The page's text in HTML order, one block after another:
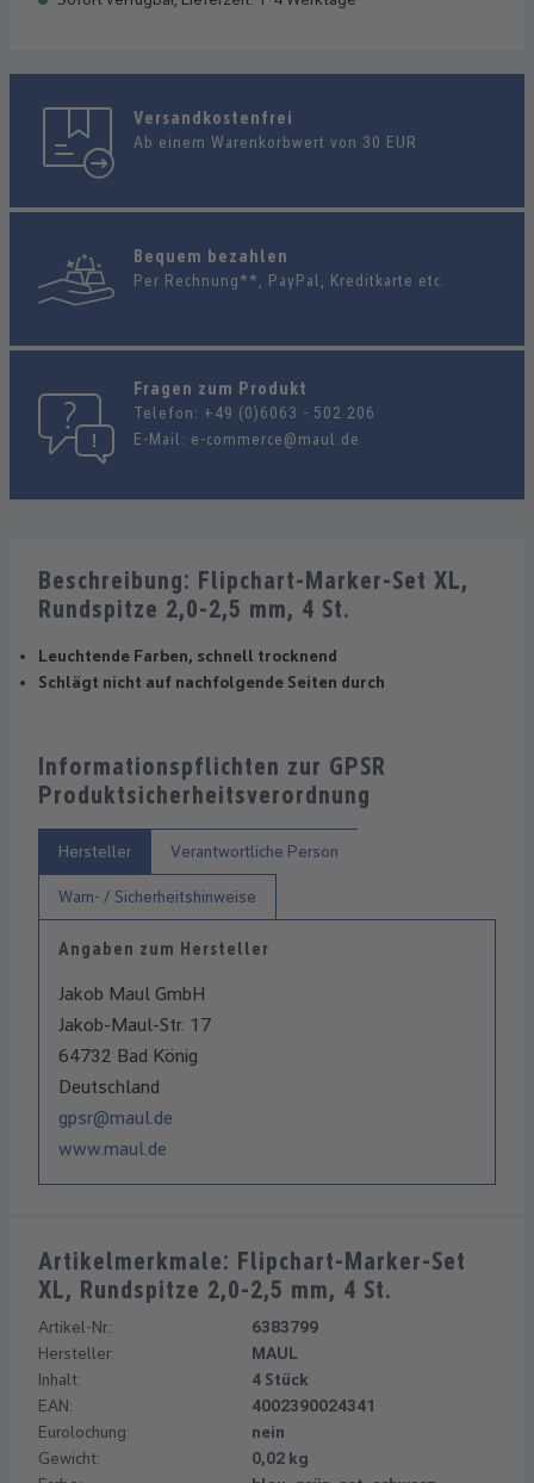
Versandkostenfrei
Ab einem Warenkorbwert von 30 EUR
Bequem bezahlen
Per Rechnung**, PayPal, Kreditkarte etc.
Fragen zum Produkt
Telefon: +49 (0)6063 - 502 206
E-Mail: e-commerce@maul.de
Beschreibung: Flipchart-Marker-Set XL,
Rundspitze 2,0-2,5 mm, 4 St.
Leuchtende Farben, schnell trocknend
Schlägt nicht auf nachfolgende Seiten durch
Informationspflichten zur GPSR
Produktsicherheitsverordnung
Hersteller Verantwortliche Person
Warn- / Sicherheitshinweise
Angaben zum Hersteller
Jakob Maul GmbH
Jakob-Maul-Str. 17
64732 Bad König
Deutschland
gpsr@maul.de
www.maul.de
Artikelmerkmale: Flipchart-Marker-Set
XL, Rundspitze 2,0-2,5 mm, 4 St.
Artikel-Nr.:
6383799
Hersteller:
MAUL
Inhalt:
4 Stück
EAN:
4002390024341
Eurolochung:
nein
Gewicht:
0,02 kg